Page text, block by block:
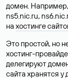
домен.
ns5.nic.ru,
на хостинге
Это простой, но
хостинг-
делегируют
сайта хранятся у